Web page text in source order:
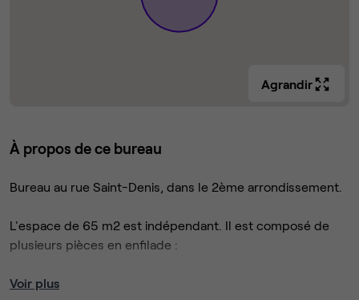
Agrandir
À propos de ce bureau
Bureau au rue Saint-Denis, dans le 2ème arrondissement.
L'espace de 65 m2 est indépendant. Il est composé de
plusieurs pièces en enfilade :
une salle de réunion / salle à manger — qui pourrait
Voir plus